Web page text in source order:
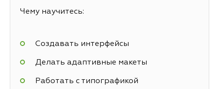
Чему научитесь:
Создавать интерфейсы
Делать адаптивные макеты
Работать с типографикой